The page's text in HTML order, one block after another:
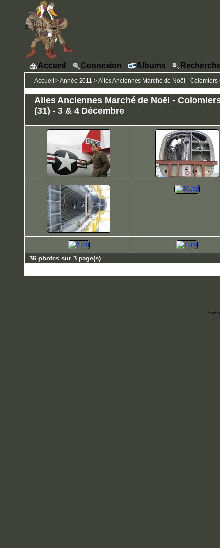
Accueil Connexion Albums
Accueil >Année 2011 >Ailes Anciennes Marché de Noël - Colomiers
Ailes Anciennes Marché de Noël -
(31) - 3 & 4 Décembre
36 photos sur 3 page(s)